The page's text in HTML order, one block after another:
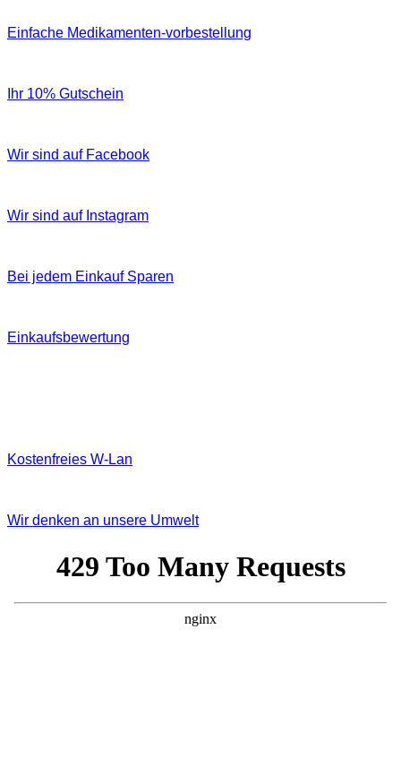
Einfache Medikamenten-vorbestellung
Ihr 10% Gutschein
Wir sind auf Facebook
Wir sind auf Instagram
Bei jedem Einkauf Sparen
Einkaufsbewertung
Kostenfreies W‐Lan
Wir denken an unsere Umwelt